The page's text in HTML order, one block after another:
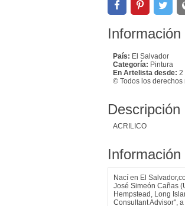
País: El Salvador
Categoría: Pintura
En Artelista desde: 2
© Todos los derechos
ACRILICO
Nací en El
José Simeón Cañas
Hempstead, Long
Consultant Advisor",